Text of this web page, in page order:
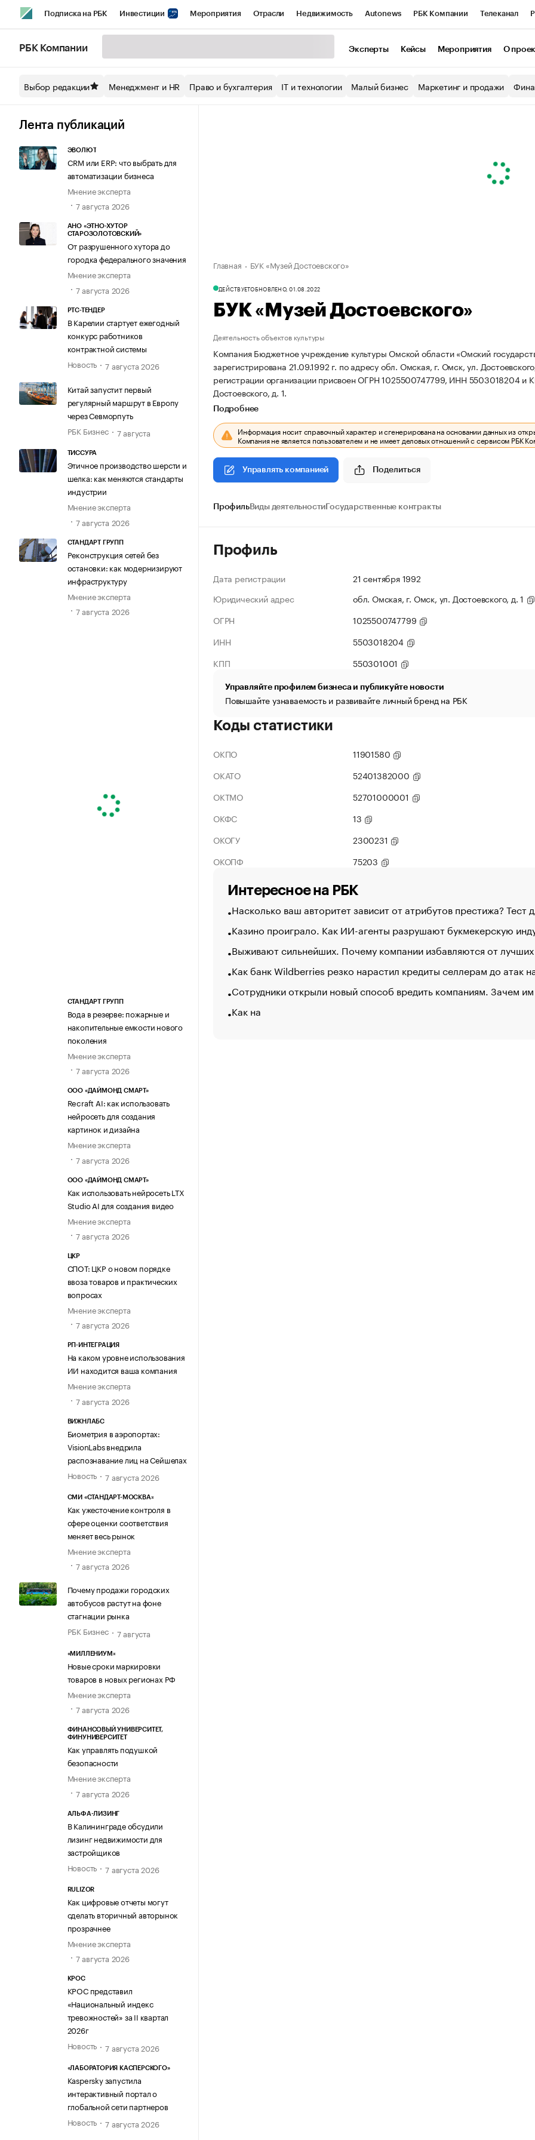
Подписка на РБК Инвестиции Мероприятия Отрасли Недвижимость Autonews РБК Компании Телеканал
Спецпроекты СПб Конференции СПб Спецпроекты Экономика Бизнес
Технологии и медиа
РБК Компании Эксперты Кейсы Мероприятия О
Выбор редакции Менеджмент и HR Право и бухгалтерия IT и технологии Малый бизнес Маркетинг и продажи
Лента публикаций
ЭВОЛЮТ
CRM или ERP: что выбрать для
автоматизации бизнеса
Мнение эксперта
7 августа 2026
АНО «ЭТНО-ХУТОР
СТАРОЗОЛОТОВСКИЙ»
От разрушенного хутора до
городка федерального значения
Мнение эксперта
7 августа 2026
РТС-ТЕНДЕР
В Карелии стартует ежегодный
конкурс работников
контрактной системы
Новость
7 августа 2026
Китай запустит первый
регулярный маршрут в Европу
через Севморпуть
РБК Бизнес
7 августа
ТИССУРА
Этичное производство шерсти и
шелка: как меняются стандарты
индустрии
Мнение эксперта
7 августа 2026
СТАНДАРТ ГРУПП
Реконструкция сетей без
остановки: как модернизируют
инфраструктуру
Мнение эксперта
7 августа 2026
СТАНДАРТ ГРУПП
Вода в резерве: пожарные и
накопительные емкости нового
поколения
Мнение эксперта
7 августа 2026
ООО «ДАЙМОНД СМАРТ»
Recraft AI: как использовать
нейросеть для создания
картинок и дизайна
Мнение эксперта
7 августа 2026
ООО «ДАЙМОНД СМАРТ»
Как использовать нейросеть LTX
Studio AI для создания видео
Мнение эксперта
7 августа 2026
ЦКР
СПОТ: ЦКР о новом порядке
ввоза товаров и практических
вопросах
Мнение эксперта
7 августа 2026
РП-ИНТЕГРАЦИЯ
На каком уровне использования
ИИ находится ваша компания
Мнение эксперта
7 августа 2026
ВИЖНЛАБС
Биометрия в аэропортах:
VisionLabs внедрила
распознавание лиц на Сейшелах
Новость
7 августа 2026
СМИ «СТАНДАРТ-МОСКВА»
Как ужесточение контроля в
сфере оценки соответствия
меняет весь рынок
Мнение эксперта
7 августа 2026
Почему продажи городских
автобусов растут на фоне
стагнации рынка
РБК Бизнес
7 августа
«МИЛЛЕНИУМ»
Новые сроки маркировки
товаров в новых регионах РФ
Мнение эксперта
7 августа 2026
ФИНАНСОВЫЙ УНИВЕРСИТЕТ,
ФИНУНИВЕРСИТЕТ
Как управлять подушкой
безопасности
Мнение эксперта
7 августа 2026
АЛЬФА-ЛИЗИНГ
В Калининграде обсудили
лизинг недвижимости для
застройщиков
Новость
7 августа 2026
RULIZOR
Как цифровые отчеты могут
сделать вторичный авторынок
прозрачнее
Мнение эксперта
7 августа 2026
КРОС
КРОС представил
«Национальный индекс
тревожностей» за II квартал
2026г
Новость
7 августа 2026
«ЛАБОРАТОРИЯ КАСПЕРСКОГО»
Kaspersky запустила
интерактивный портал о
глобальной сети партнеров
Новость
7 августа 2026
Главная БУК «Музей Достоевского»
ДЕЙСТВУЕТОБНОВЛЕНО, 01.08.2022
БУК «Музей Достоевского»
Деятельность объектов культуры
Компания Бюджетное учреждение культуры Омской области «Омский
зарегистрирована 21.09.1992 г. по адресу обл. Омская, г. Омск, ул.
регистрации организации присвоен ОГРН 1025500747799, ИНН 5503018204 и
Достоевского, д. 1.
Подробнее
Информация носит справочный характер и сгенерирована на основании данных из
Компания не является пользователем и не имеет деловых отношений с сервисом РБК
Управлять компанией Поделиться
ПрофильВиды деятельности Государственные контракты
Профиль
Дата регистрации
21 сентября 1992
Юридический адрес
обл. Омская, г. Омск, ул. Достоевского, д. 1
ОГРН
1025500747799
ИНН
5503018204
КПП
550301001
Управляйте профилем бизнеса и публикуйте новости
Повышайте узнаваемость и развивайте личный бренд на РБК
Коды статистики
ОКПО
11901580
ОКАТО
52401382000
ОКТМО
52701000001
ОКФС
13
ОКОГУ
2300231
ОКОПФ
75203
Интересное на РБК
Насколько ваш авторитет зависит от атрибутов престижа? Тест
Казино проиграло. Как ИИ-агенты разрушают букмекерскую
Выживают сильнейших. Почему компании избавляются от лучших
Как банк Wildberries резко нарастил кредиты селлерам до атак
Сотрудники открыли новый способ вредить компаниям. Зачем
Как на